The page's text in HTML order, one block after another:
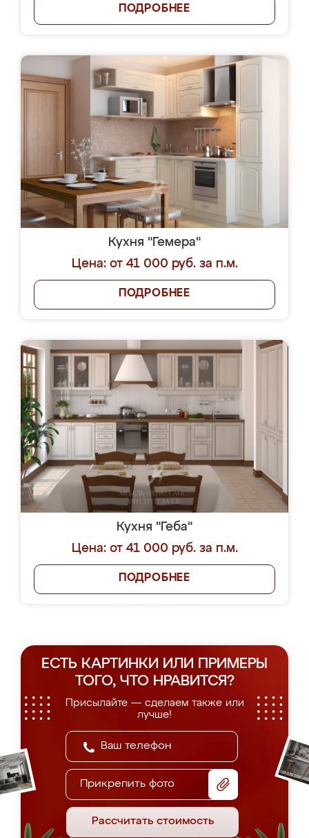
ПОДРОБНЕЕ
Кухня "Гемера"
Цена: от 41 000 руб. за п.м.
ПОДРОБНЕЕ
Кухня "Геба"
Цена: от 41 000 руб. за п.м.
ПОДРОБНЕЕ
ЕСТЬ КАРТИНКИ ИЛИ ПРИМЕРЫ
ТОГО, ЧТО НРАВИТСЯ?
Присылайте — сделаем также или
лучше!
Прикрепить фото
Рассчитать стоимость